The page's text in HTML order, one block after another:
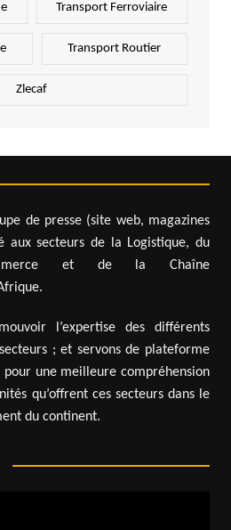
Transport Ferroviaire
Transport Routier
Zlecaf
de presse (site web, magazines
aux secteurs de la Logistique, du
et de la Chaîne
l’expertise des différents
; et servons de plateforme
pour une meilleure compréhension
qu’offrent ces secteurs dans le
du continent.